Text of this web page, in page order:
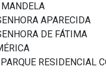
APARECIDA
DE FÁTIMA
RESIDENCIAL